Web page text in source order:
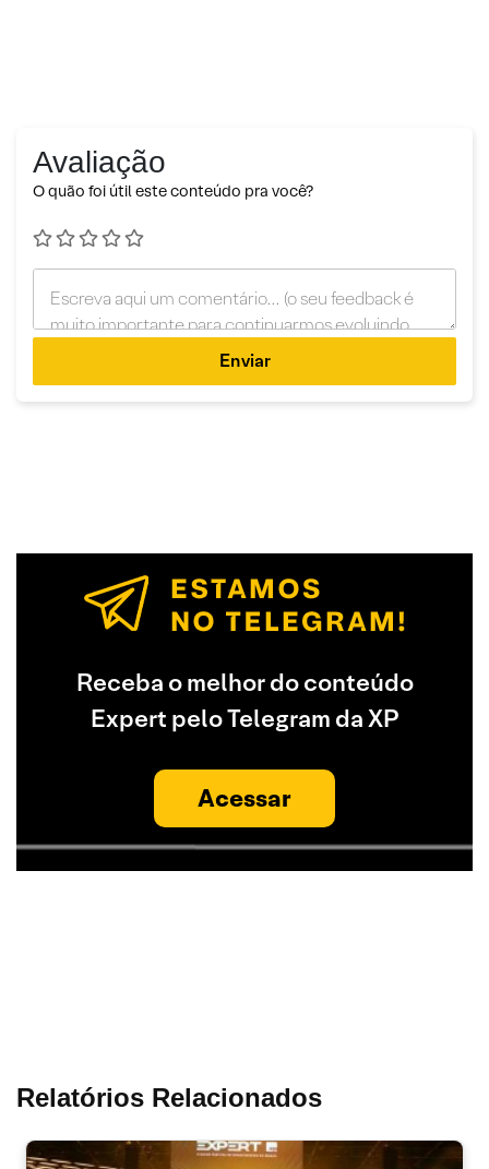
Avaliação
O quão foi útil este conteúdo pra você?
Enviar
Receba o melhor do conteúdo
Expert pelo Telegram da XP
Acessar
Relatórios Relacionados